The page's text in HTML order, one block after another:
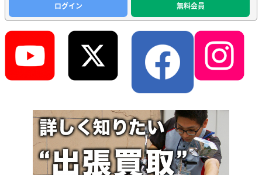
ログイン
無料会員